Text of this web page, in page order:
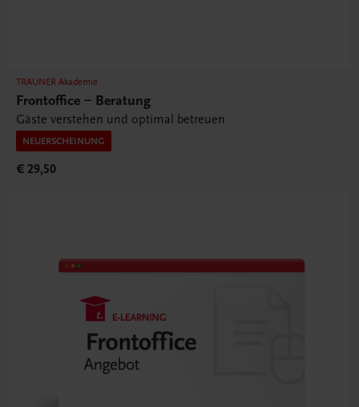
TRAUNER Akademie
Frontoffice – Beratung
Gäste verstehen und optimal betreuen
NEUERSCHEINUNG
€ 29,50